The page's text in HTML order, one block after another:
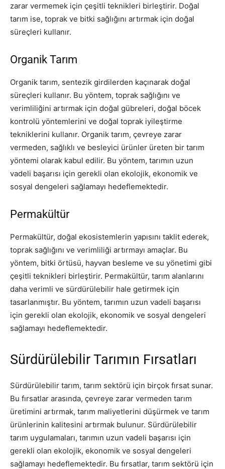
zarar vermemek için çeşitli teknikleri birleştirir. Doğal
tarım ise, toprak ve bitki sağlığını artırmak için doğal
süreçleri kullanır.
Organik Tarım
Organik tarım, sentezik girdilerden kaçınarak doğal
süreçleri kullanır. Bu yöntem, toprak sağlığını ve
verimliliğini artırmak için doğal gübreleri, doğal böcek
kontrolü yöntemlerini ve doğal toprak iyileştirme
tekniklerini kullanır. Organik tarım, çevreye zarar
vermeden, sağlıklı ve besleyici ürünler üreten bir tarım
yöntemi olarak kabul edilir. Bu yöntem, tarımın uzun
vadeli başarısı için gerekli olan ekolojik, ekonomik ve
sosyal dengeleri sağlamayı hedeflemektedir.
Permakültür
Permakültür, doğal ekosistemlerin yapısını taklit ederek,
toprak sağlığını ve verimliliği artırmayı amaçlar. Bu
yöntem, bitki örtüsü, hayvan besleme ve su yönetimi gibi
çeşitli teknikleri birleştirir. Permakültür, tarım alanlarını
daha verimli ve sürdürülebilir hale getirmek için
tasarlanmıştır. Bu yöntem, tarımın uzun vadeli başarısı
için gerekli olan ekolojik, ekonomik ve sosyal dengeleri
sağlamayı hedeflemektedir.
Sürdürülebilir Tarımın Fırsatları
Sürdürülebilir tarım, tarım sektörü için birçok fırsat sunar.
Bu fırsatlar arasında, çevreye zarar vermeden tarım
üretimini artırmak, tarım maliyetlerini düşürmek ve tarım
ürünlerinin kalitesini artırmak bulunur. Sürdürülebilir
tarım uygulamaları, tarımın uzun vadeli başarısı için
gerekli olan ekolojik, ekonomik ve sosyal dengeleri
sağlamayı hedeflemektedir. Bu fırsatlar, tarım sektörü için